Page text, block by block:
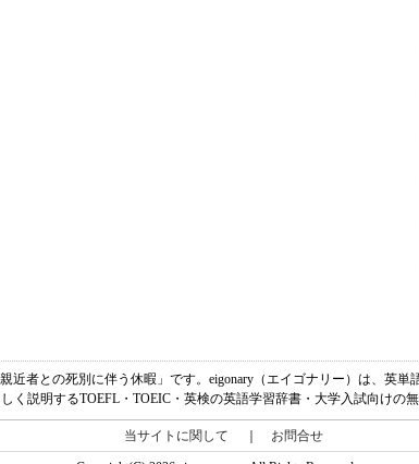
親近者との死別に伴う休暇」です。eigonary（エイゴナリー）は、英
く説明するTOEFL・TOEIC・英検の英語学習辞書・大学入試向けの
当サイトに関して お問合せ